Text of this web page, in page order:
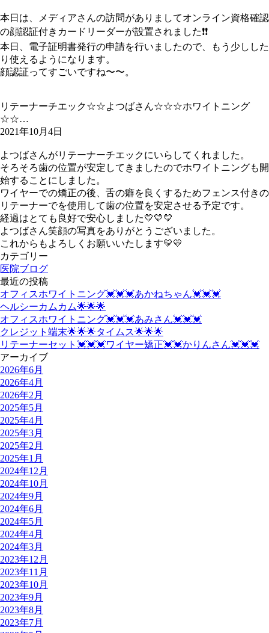
本日は、メディアさんの訪問がありましてオンライン資格確認
の顔認証付きカードリーダーが設置されました❗️❗️
本日、電子証明書発行の申請を行いましたので、もう少しした
り使えるようになります。
顔認証ってすごいですね〜〜。
リテーナーチエック☆☆よつばさん☆☆☆ホワイトニング
☆☆…
2021年10月4日
よつばさんがリテーナーチエックにいらしてくれました。
そろそろ歯の位置が安定してきましたのでホワイトニングも開
始することにしました。
ワイヤーでの矯正の後、舌の癖を良くするためフェンス付きの
リテーナーでを使用して歯の位置を安定させる予定です。
経過はとても良好で安心しました💛💛💛
よつばさん笑顔の写真をありがとうございました。
これからもよろしくお願いいたします💛💛
カテゴリー
医院ブログ
最近の投稿
オフィスホワイトニング💓💓💓あかねちゃん💓💓💓
ヘルシーカムカム🌟🌟🌟
オフィスホワイトニング💓💓💓あみさん💓💓💓
クレジット端末🌟🌟🌟タイムス🌟🌟🌟
リテーナーセット💓💓💓ワイヤー矯正💓💓かりんさん💓💓💓
アーカイブ
2026年6月
2026年4月
2026年2月
2025年5月
2025年4月
2025年3月
2025年2月
2025年1月
2024年12月
2024年10月
2024年9月
2024年6月
2024年5月
2024年4月
2024年3月
2023年12月
2023年11月
2023年10月
2023年9月
2023年8月
2023年7月